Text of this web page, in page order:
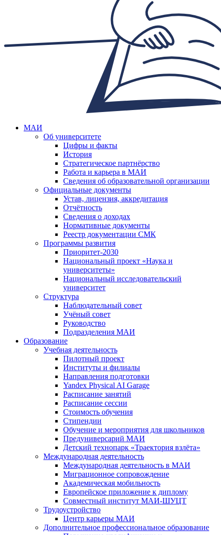
МАИ
Об университете
Цифры и факты
История
Стратегическое партнёрство
Работа и карьера в МАИ
Сведения об образовательной организации
Официальные документы
Устав, лицензия, аккредитация
Отчётность
Сведения о доходах
Нормативные документы
Реестр документации СМК
Программы развития
Приоритет-2030
Национальный проект «Наука и
университеты»
Национальный исследовательский
университет
Структура
Наблюдательный совет
Учёный совет
Руководство
Подразделения МАИ
Образование
Учебная деятельность
Пилотный проект
Институты и филиалы
Направления подготовки
Yandex Physical AI Garage
Расписание занятий
Расписание сессии
Стоимость обучения
Стипендии
Обучение и мероприятия для школьников
Предуниверсарий МАИ
Детский технопарк «Траектория взлёта»
Международная деятельность
Международная деятельность в МАИ
Миграционное сопровождение
Академическая мобильность
Европейское приложение к диплому
Совместный институт МАИ-ШУЦТ
Трудоустройство
Центр карьеры МАИ
Дополнительное профессиональное образование